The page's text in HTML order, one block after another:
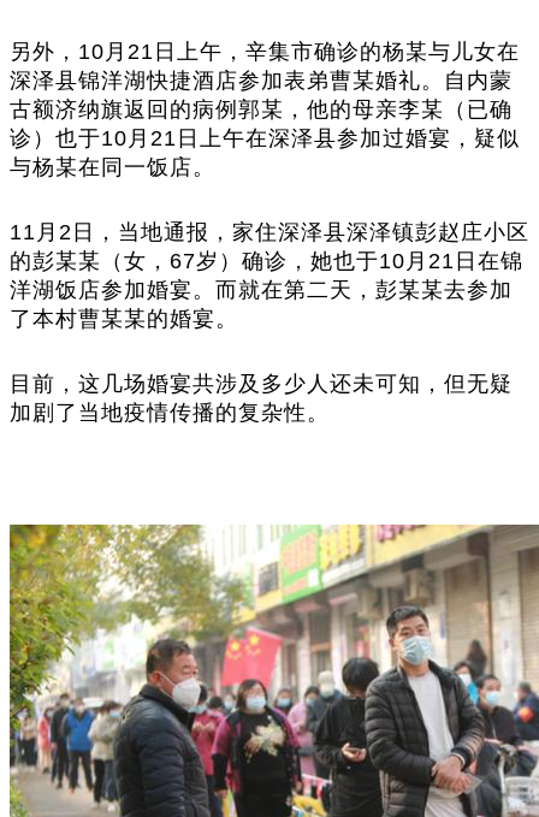
另外，10月21日上午，辛集市确诊的杨某与儿女在
深泽县锦洋湖快捷酒店参加表弟曹某婚礼。自内蒙
古额济纳旗返回的病例郭某，他的母亲李某（已确
诊）也于10月21日上午在深泽县参加过婚宴，疑似
与杨某在同一饭店。
11月2日，当地通报，家住深泽县深泽镇彭赵庄小区
的彭某某（女，67岁）确诊，她也于10月21日在锦
洋湖饭店参加婚宴。而就在第二天，彭某某去参加
了本村曹某某的婚宴。
目前，这几场婚宴共涉及多少人还未可知，但无疑
加剧了当地疫情传播的复杂性。